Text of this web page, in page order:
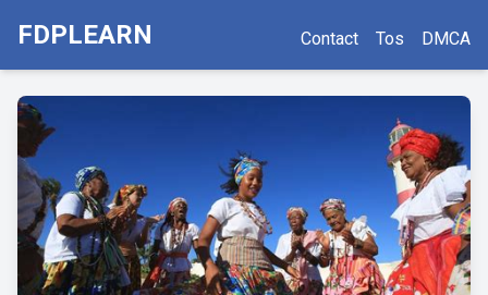
FDPLEARN Contact Tos DMCA